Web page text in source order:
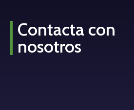
Contacta con
nosotros